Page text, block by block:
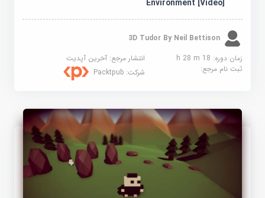
Environment [Video]
3D Tudor By Neil Bettison
زمان دوره: 18 h 28 m
انتشار مرجع:آخرین آپدیت
ثبت نام مرجع:
شرکت:Packtpub